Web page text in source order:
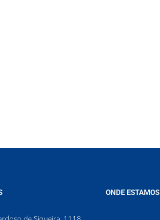
ONDE ESTAMOS